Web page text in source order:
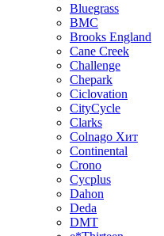
Bluegrass
BMC
Brooks England
Cane Creek
Challenge
Chepark
Ciclovation
CityCycle
Clarks
Colnago Хит
Continental
Crono
Cycplus
Dahon
Deda
DMT